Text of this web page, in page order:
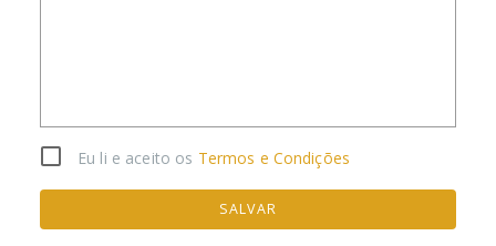
Eu li e aceito os Termos e Condições
SALVAR